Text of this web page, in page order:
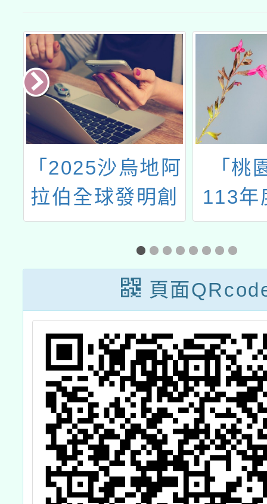
「2025沙烏地阿
拉伯全球發明創
新展」
「桃
113年
語研
頁面